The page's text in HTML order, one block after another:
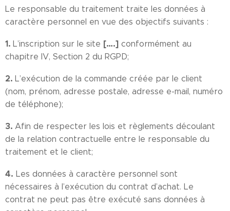
Le responsable du traitement traite les données à
caractère personnel en vue des objectifs suivants :
1. L’inscription sur le site [….] conformément au
chapitre IV, Section 2 du RGPD;
2. L’exécution de la commande créée par le client
(nom, prénom, adresse postale, adresse e-mail, numéro
de téléphone);
3. Afin de respecter les lois et règlements découlant
de la relation contractuelle entre le responsable du
traitement et le client;
4. Les données à caractère personnel sont
nécessaires à l’exécution du contrat d’achat. Le
contrat ne peut pas être exécuté sans données à